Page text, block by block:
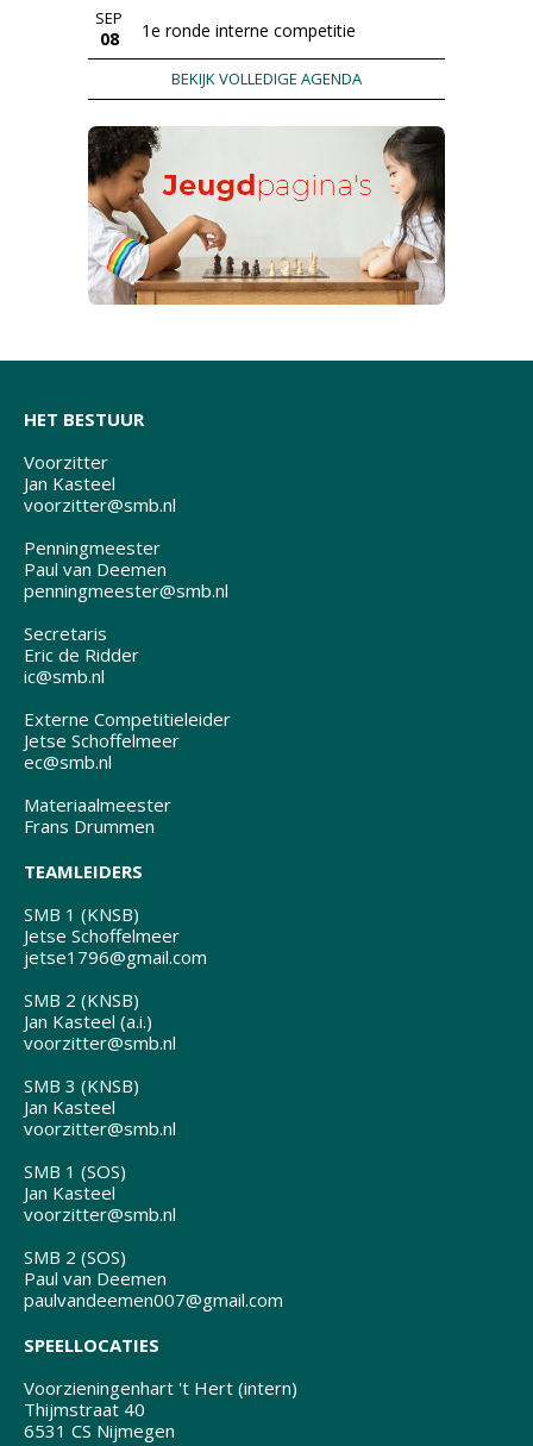
SEP
08 1e ronde interne competitie
BEKIJK VOLLEDIGE AGENDA
HET BESTUUR
Voorzitter
Jan Kasteel
voorzitter@smb.nl
Penningmeester
Paul van Deemen
penningmeester@smb.nl
Secretaris
Eric de Ridder
ic@smb.nl
Externe Competitieleider
Jetse Schoffelmeer
ec@smb.nl
Materiaalmeester
Frans Drummen
TEAMLEIDERS
SMB 1 (KNSB)
Jetse Schoffelmeer
jetse1796@gmail.com
SMB 2 (KNSB)
Jan Kasteel (a.i.)
voorzitter@smb.nl
SMB 3 (KNSB)
Jan Kasteel
voorzitter@smb.nl
SMB 1 (SOS)
Jan Kasteel
voorzitter@smb.nl
SMB 2 (SOS)
Paul van Deemen
paulvandeemen007@gmail.com
SPEELLOCATIES
Voorzieningenhart 't Hert (intern)
Thijmstraat 40
6531 CS Nijmegen